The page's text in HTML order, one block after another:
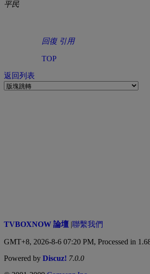
平民
回復 引用
TOP
返回列表
TVBOXNOW 論壇 |聯繫我們
GMT+8, 2026-8-6 07:20 PM, Processed in
Powered by Discuz! 7.0.0